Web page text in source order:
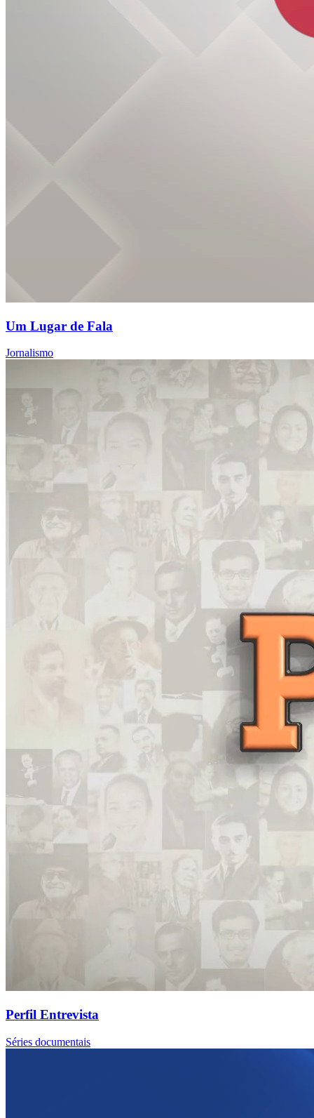
Um Lugar de Fala
Jornalismo
Perfil Entrevista
Séries documentais